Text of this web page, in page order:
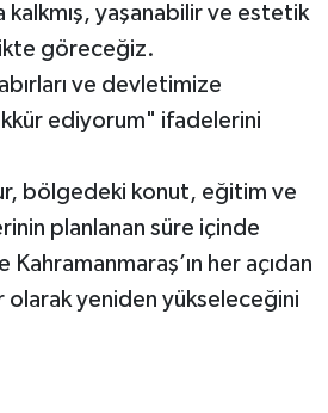
kalkmış, yaşanabilir ve estetik
göreceğiz.
ve devletimize
ediyorum" ifadelerini
bölgedeki konut, eğitim ve
planlanan süre içinde
Kahramanmaraş’ın her açıdan
olarak yeniden yükseleceğini